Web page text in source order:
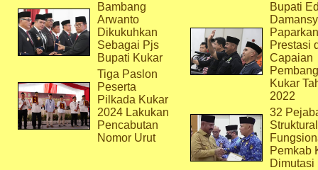
Bambang
Arwanto
Dikukuhkan
Sebagai Pjs
Bupati Kukar
Tiga Paslon
Peserta
Pilkada Kukar
2024 Lakukan
Pencabutan
Nomor Urut
Bupati
Paparkan
Prestasi
Capaian
Kukar
2022
32
Pemkab
Dimutasi